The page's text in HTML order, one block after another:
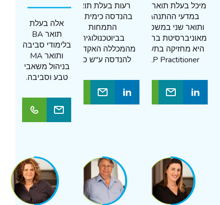
במדעי ההתנהגות
ותואר שני במשפטים
מאוניברסיטת בר אילן.
היא מחזיקה בתעודת
NLP Practitioner
הבינלאומי של מכוני
NLP. בנוסף, למיכל
תעודה בייעוץ קריירה.
אסטרטגיית משאבי
אנוש, פרקטיקות,
מדיניות ונהלים. היא
מאמינה שחשוב ליצור
תנאים ותרבות עבור
רעות בעלת תואר
בהנדסה כימית עם
התמחות
בביוטכנולוגיה
מהמכללה האקדמית
להנדסה ע"ש סמי
מנהלת המכירות וקשרי
הלקוחות שלנו. עם
למעלה מ-15 שנות
עשר בחברתנו), לרעות
לקוחותינו. היא מסורה
לבניית קשרים חזקים
וארוכי טווח עם
לקוחותינו ופועלת ללא
לאות כדי לעמוד
אלה בעלת
תואר BA
בלימודי סביבה
ותואר MA
בניהול משאבי
טבע וסביבה.
במינהל הגנת
הסביבה של
צה"ל ובניהול
מנהלת את
תחום הקיימות
וה-EHS
בחברתנו,